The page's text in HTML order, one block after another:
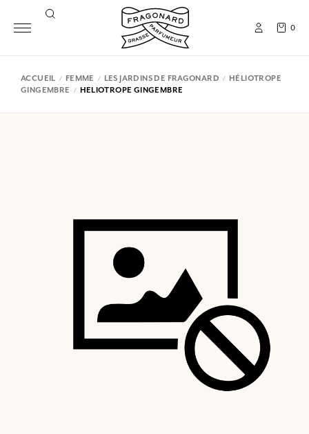
0
ACCUEIL FEMME LES JARDINS DE FRAGONARD
HÉLIOTROPE
GINGEMBRE
HELIOTROPE GINGEMBRE